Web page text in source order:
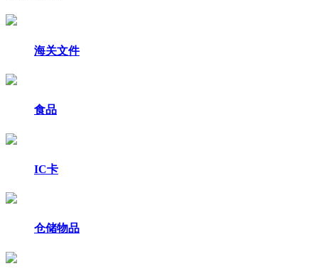
海关文件
食品
IC卡
仓储物品